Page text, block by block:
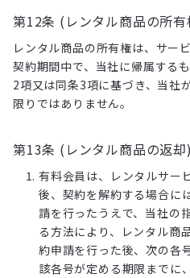
第12条 (レンタル商品の所有
レンタル商品の所有権は、サー
契約期間中で、当社に帰属する
2項又は同条3項に基づき、当社
限りではありません。
第13条 (レンタル商品の返却)
有料会員は、レンタルサー
後、契約を解約する場合に
請を行ったうえで、当社の
る方法により、レンタル商
約申請を行った後、次の各
該各号が定める期限までに